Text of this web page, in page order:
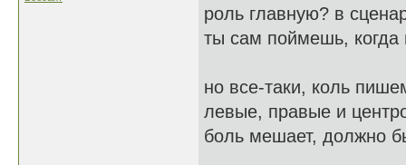
роль главную? в
ты сам поймешь,
но все-таки, коль
левые, правые и
боль мешает, должно